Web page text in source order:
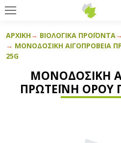
ΑΡΧΙΚΉ ΒΙΟΛΟΓΙΚΆ ΠΡΟΪΌΝΤΑ
ΜΟΝΟΔΟΣΙΚΉ ΑΙΓΟΠΡΌΒΕΙΑ
25G
ΜΟΝΟΔΟΣΙΚΉ
ΠΡΩΤΕΪ́ΝΗ ΟΡΟΎ